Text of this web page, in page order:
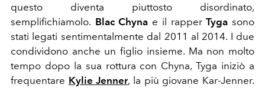
questo diventa piuttosto disordinato,
semplifichiamolo. Blac Chyna e il rapperTyga sono
stati legati sentimentalmente dal 2011 al 2014. I due
condividono anche un figlio insieme. Ma non molto
tempo dopo la sua rottura con Chyna, Tyga iniziò a
frequentare Kylie Jenner, la più giovane Kar-Jenner.